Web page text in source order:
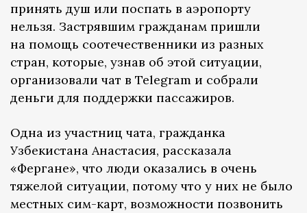
принять душ или поспать в аэропорту
нельзя. Застрявшим гражданам пришли
на помощь соотечественники из разных
стран, которые, узнав об этой ситуации,
организовали чат в Telegram и собрали
деньги для поддержки пассажиров.
Одна из участниц чата, гражданка
Узбекистана Анастасия, рассказала
«Фергане», что люди оказались в очень
тяжелой ситуации, потому что у них не было
местных сим-карт, возможности позвонить